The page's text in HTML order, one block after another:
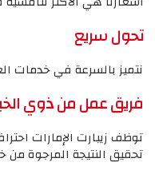
تحول سريع
نتميز بالسرعة في خدمات
فريق عمل من ذوي
توظف زيبارت الإمارات
تحقيق النتيجة المرجوة من